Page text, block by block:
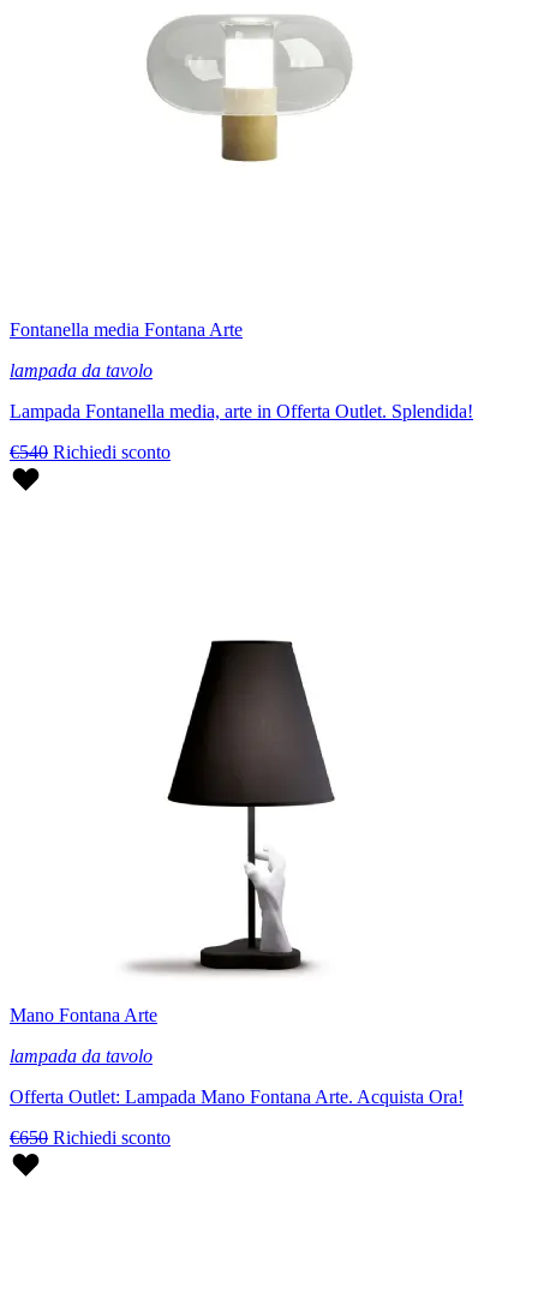
Fontanella media Fontana Arte
lampada da tavolo
Lampada Fontanella media, arte in Offerta Outlet. Splendida!
€540 Richiedi sconto
Mano Fontana Arte
lampada da tavolo
Offerta Outlet: Lampada Mano Fontana Arte. Acquista Ora!
€650 Richiedi sconto